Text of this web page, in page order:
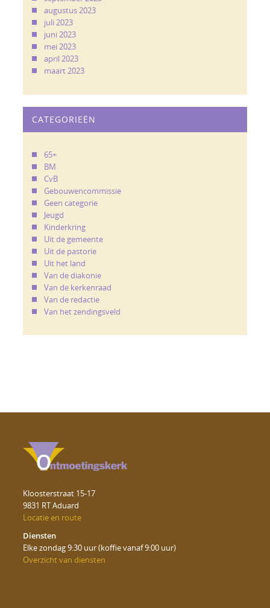
augustus 2023
juli 2023
juni 2023
mei 2023
april 2023
maart 2023
CATEGORIEËN
65+
BM
CvB
Gebouwencommissie
Geen categorie
Jeugd
Kinderkring
Uit de gemeente
Uit de pastorie
Uit het land
Van de diakonie
Van de kerkenraad
Van de redactie
Van het zendingsveld
Kloosterstraat 15-17
9831 RT Aduard
Locatie en route
Diensten
Elke zondag 9:30 uur (koffie vanaf 9:00 uur)
Overzicht van diensten